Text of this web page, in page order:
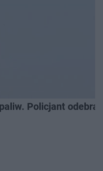
Policjant